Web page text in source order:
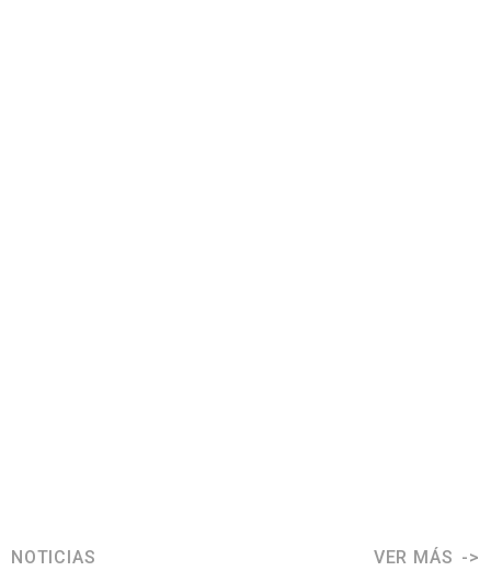
NOTICIAS VER MÁS